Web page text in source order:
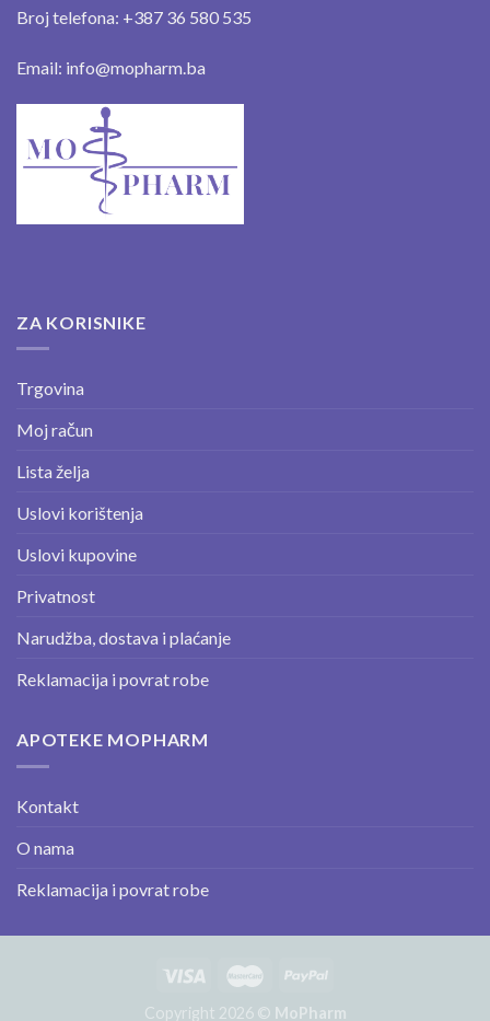
Broj telefona: +387 36 580 535
Email: info@mopharm.ba
ZA KORISNIKE
Trgovina
Moj račun
Lista želja
Uslovi korištenja
Uslovi kupovine
Privatnost
Narudžba, dostava i plaćanje
Reklamacija i povrat robe
APOTEKE MOPHARM
Kontakt
O nama
Reklamacija i povrat robe
Copyright 2026 © MoPharm